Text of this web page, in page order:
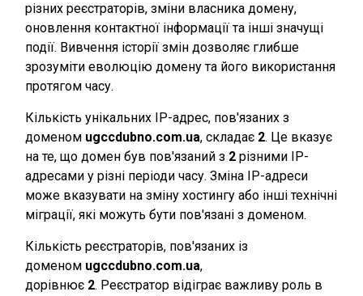
різних реєстраторів, зміни власника домену,
оновлення контактної інформації та інші значущі
події. Вивчення історії змін дозволяє глибше
зрозуміти еволюцію домену та його використання
протягом часу.
Кількість унікальних IP-адрес, пов'язаних з
доменом ugccdubno.com.ua, складає 2. Це вказує
на те, що домен був пов'язаний з 2 різними IP-
адресами у різні періоди часу. Зміна IP-адреси
може вказувати на зміну хостингу або інші технічні
міграції, які можуть бути пов'язані з доменом.
Кількість реєстраторів, пов'язаних із
доменом ugccdubno.com.ua,
дорівнює 2. Реєстратор відіграє важливу роль в